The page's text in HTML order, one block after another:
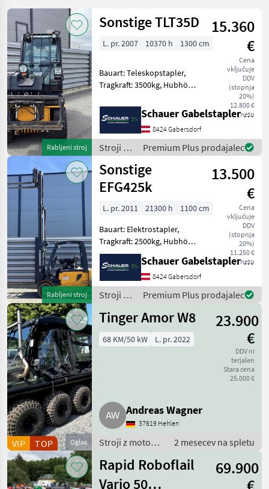
Rabljeni stroj
Sonstige TLT35D
15.360
€
Cena
vključuje
DDV
(stopnja
20%)
12.800 €
neto
L. pr. 2007 10370 h 1300 cm
Bauart: Teleskopstapler,
Tragkraft: 3500kg, Hubhöhe:
10V , Bereifung vorne:
Vollgummi Einfach 60 - 80%
, Bereifung hinten:
Vollgummi Einfac
Schauer Gabelstapler GmbH
8424 Gabersdorf
Stroji z
motorji /
Sonstige
Premium Plus prodajalec
Rabljeni stroj
Sonstige
EFG425k
13.500
€
Cena
vključuje
DDV
(stopnja
20%)
11.250 €
neto
L. pr. 2011 21300 h
1100 cm
Bauart: Elektrostapler,
Tragkraft: 2500kg, Hubhöhe:
4450mm, Bauhöhe:
2060mm, Freihub: 1530mm,
Gabellänge: 1200mm,
Batterie: Hawker PzS Bj.
2017 80V 650Ah , Bereifung
Schauer Gabelstapler GmbH
8424 Gabersdorf
Stroji z
Sonstige
Premium Plus prodajalec
Oglas
VIP TOP
Tinger Amor W8
23.900
€
DDV ni
terjalen
Stara cena
25.000 €
68 KM/50 kW L. pr. 2022
Andreas Wagner
37619 Hehlen
Stroji z motorji
štirikolesnik
2 mesecev na spletu
Rapid Roboflail
Vario 50
69.900